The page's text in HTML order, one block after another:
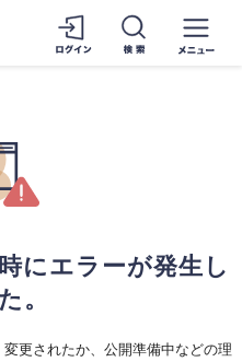
にエラーが発生し
。
更されたか、公開準備中などの理